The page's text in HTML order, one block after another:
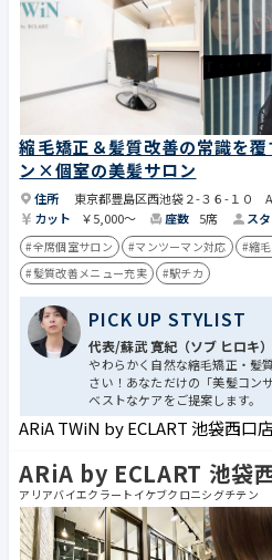
縮毛矯正＆髪質改善の常識を
ン×個室の美髪サロン
住所
東京都豊島区西池袋２-３６-１０
カット
￥5,000～ 座数 5席 ス
#全席個室サロン #マンツーマン対応
#縮
#髪質改善メニュー充実
#駅チカ
PICK UP STYLIST
代表/蘇武 寛紀（ソブ ヒロキ
やわらかく自然な縮毛矯正・髪
さい！あなただけの「美髪コン
ベストなケアをご提案します。
ARiA TWiN by ECLART 池袋西口
ARiA by ECLART 池袋
アリアバイエクラートイケブクロニシグチテン